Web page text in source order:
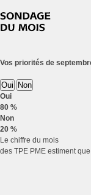
Vos priorités de
Oui Non
Oui
80 %
Non
20 %
Le chiffre du mois
des TPE PME estiment